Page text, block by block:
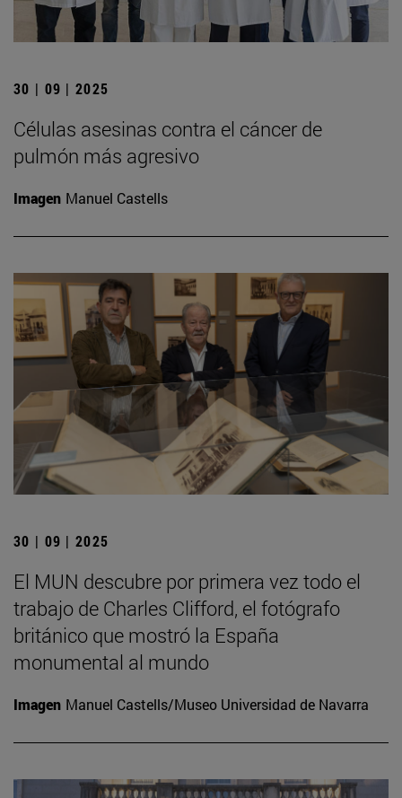
30 | 09 | 2025
Células asesinas contra el cáncer de
pulmón más agresivo
Imagen Manuel Castells
30 | 09 | 2025
El MUN descubre por primera vez todo el
trabajo de Charles Clifford, el fotógrafo
británico que mostró la España
monumental al mundo
Imagen Manuel Castells/Museo Universidad de Navarra